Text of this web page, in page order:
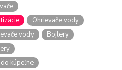
Ohrievače vody
vody
Bojlery
kúpeľne